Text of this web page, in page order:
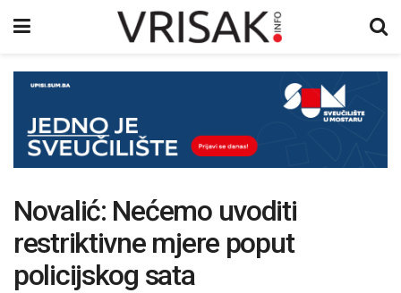
Novalić: Nećemo uvoditi
restriktivne mjere poput
policijskog sata